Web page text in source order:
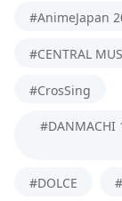
#AnimeJapan
#CENTRAL
#CrosSing
#DANMACHI
#DOLCE